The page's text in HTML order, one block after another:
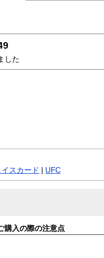
した
スカード UFC
購入の際の注意点